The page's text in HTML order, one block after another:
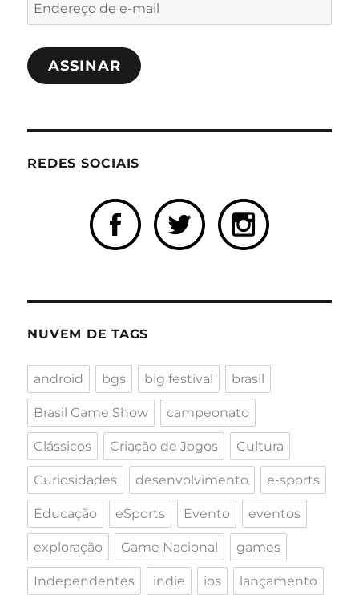
de
e-
mailASSINAR
REDES SOCIAIS
NUVEM DE TAGS
android bgs big festival brasil
Brasil Game Show campeonato
Clássicos Criação de Jogos Cultura
Curiosidades desenvolvimento e-sports
Educação eSports Evento eventos
exploração Game Nacional games
Independentes indie ios lançamento